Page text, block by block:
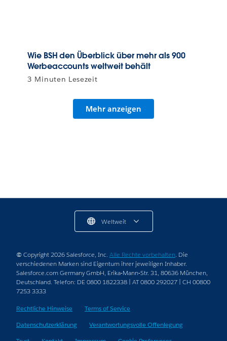
Wie BSH den Überblick über mehr als 900
Werbeaccounts weltweit behält
3 Minuten Lesezeit
Mehr anzeigen
Weltweit
© Copyright 2026 Salesforce, Inc. Alle Rechte vorbehalten. Die
verschiedenen Marken sind Eigentum ihrer jeweiligen Inhaber.
Salesforce.com Germany GmbH, Erika-Mann-Str. 31, 80636 München,
Deutschland. Telefon: DE 0800 1822338 | AT 0800 292027 | CH 00800
7253 3333
Rechtliche Hinweise
Terms of Service
Datenschutzerklärung
Verantwortungsvolle Offenlegung